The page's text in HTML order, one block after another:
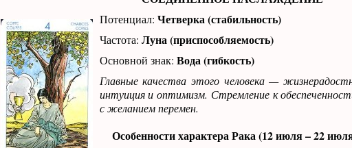
Потенциал: Четверка (стабильность)
Частота: Луна (приспособляемость)
Основной знак: Вода (гибкость)
Главные качества этого человека —
интуиция и оптимизм. Стремление к
с желанием перемен.
Особенности характера Рака (12 июля – 22